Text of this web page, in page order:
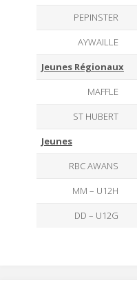
PEPINSTER
AYWAILLE
Jeunes Régionaux
MAFFLE
ST HUBERT
Jeunes
RBC AWANS
MM – U12H
DD – U12G